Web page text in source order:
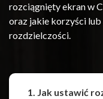
rozciągnięty ekran w
oraz jakie korzyści
rozdzielczości.
1. Jak ustawić